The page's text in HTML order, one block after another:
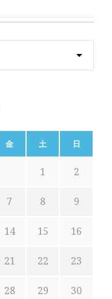
金 土 日
1 2
7 8 9
14 15 16
21 22 23
28 29 30